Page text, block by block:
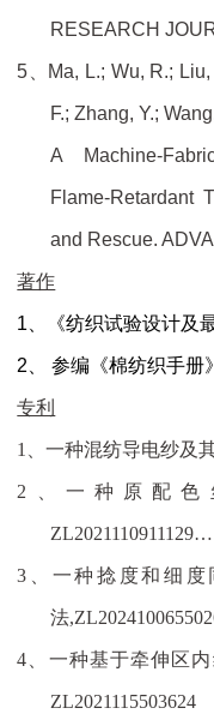
RESEARCH
5、 Ma, L.; Wu, R.;
F.; Zhang, Y.;
A Machine-
Flame-Retardant
and Rescue.
著作
1、 《纺织试验设计及
2、 参编《棉纺织手册
专利
1、一种混纺导电纱及
2、 一种原配色
3、 一种捻度和细
法
4、 一种基于牵伸区
ZL2021115503624